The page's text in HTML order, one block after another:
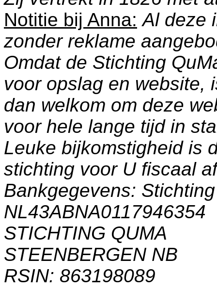
Notitie bij Anna: Al deze
zonder reklame
Omdat de Stichting
voor opslag en website,
dan welkom om deze
voor hele lange tijd in
Leuke bijkomstigheid is
stichting voor U fiscaal
Bankgegevens:
NL43ABNA0117946354
STICHTING QUMA
STEENBERGEN NB
RSIN: 863198089